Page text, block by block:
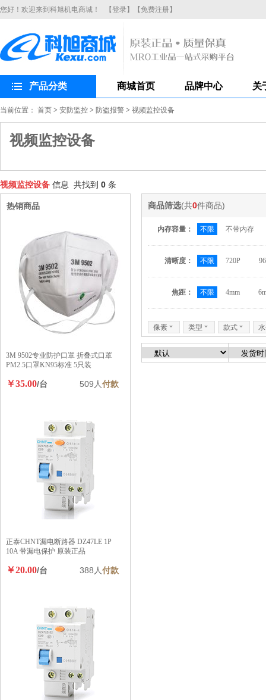
您好！欢迎来到科旭机电商城！ 【登录】 【免费注册】
产品分类 商城首页 品牌中心 关
当前位置： 首页 > 安防监控 > 防盗报警 > 视频监控设备
视频监控设备
视频监控设备 信息 共找到 0 条
商品筛选(共0件商品)
内存容量： 不限 不带内存
清晰度： 不限 720P
焦距： 不限 4mm
像素 6 类型 6 款式 6
热销商品
3M 9502专业防护口罩 折叠式口罩
PM2.5口罩KN95标准 5只装
￥35.00/台 509人付款
正泰CHNT漏电断路器 DZ47LE 1P
10A 带漏电保护 原装正品
￥20.00/台 388人付款